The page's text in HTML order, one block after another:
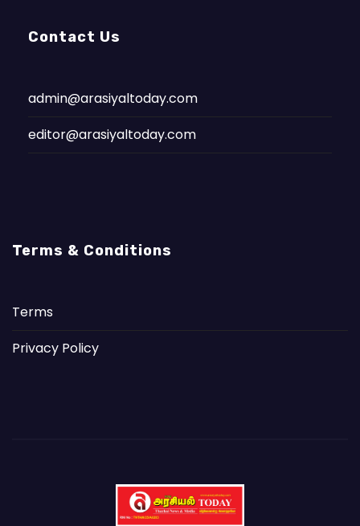
Contact Us
admin@arasiyaltoday.com
editor@arasiyaltoday.com
Terms & Conditions
Terms
Privacy Policy